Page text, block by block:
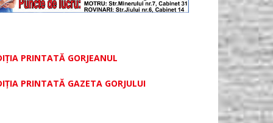
PRINTATĂ GORJEANUL
PRINTATĂ GAZETA GORJULUI